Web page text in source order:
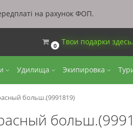
на рахунок ФОП.
0 Твои подарки здесь.
Удилища Экипировка
больш.(9991819)